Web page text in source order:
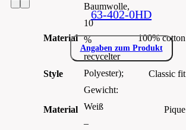
Baumwolle,
10
%
recycelter
Polyester);
Gewicht:
Weiß
–
Material 100% cotton
Style Classic fit
Material Pique
63-402-0HD
Angaben zum Produkt